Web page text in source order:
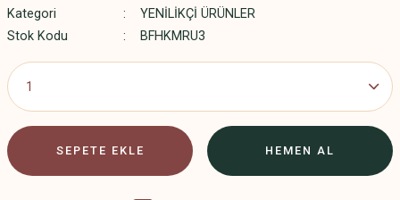
Kategori
YENİLİKÇİ ÜRÜNLER
Stok Kodu
BFHKMRU3
SEPETE EKLE HEMEN AL